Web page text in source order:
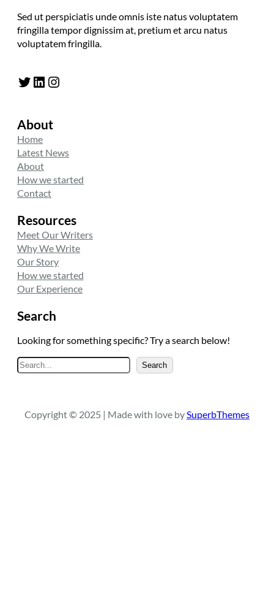
Sed ut perspiciatis unde omnis iste natus voluptatem
fringilla tempor dignissim at, pretium et arcu natus
voluptatem fringilla.
Twitter LinkedIn Instagram
About
Home
Latest News
About
How we started
Contact
Resources
Meet Our Writers
Why We Write
Our Story
How we started
Our Experience
Search
Looking for something specific? Try a search below!
A
r
Search
Copyright © 2025 | Made with love by SuperbThemes